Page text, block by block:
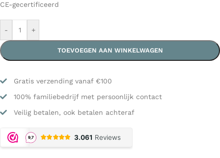
CE-gecertificeerd
- +
TOEVOEGEN AAN WINKELWAGEN
Gratis verzending vanaf €100
100% familiebedrijf met persoonlijk contact
Veilig betalen, ook betalen achteraf